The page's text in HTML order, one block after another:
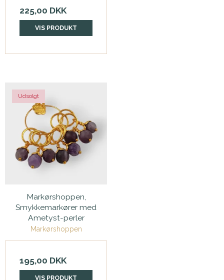
225,00 DKK
VIS PRODUKT
Udsolgt
Markørshoppen,
Smykkemarkører med
Ametyst-perler
Markørshoppen
195,00 DKK
VIS PRODUKT